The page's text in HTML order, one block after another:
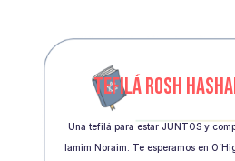
TEFILÁ ROSH
Una tefilá para estar JUNTOS y
Iamim Noraim. Te esperamos en